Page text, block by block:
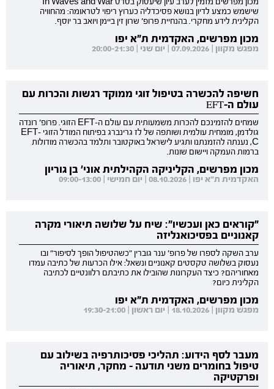
שישמש כמצע לדיון בנושא פסיכדליה כערוץ ריפוי לטראומה: מהחוויה
הקלינית לידע מחקרי. בהנחיית פרופ' שרון זין ביימן ויואב בר יוסף.
מכון מפרשים, האקדמית ת"א יפו
מפגש מקוון | 07.09.2026 | יום שני | 20:00-21:30
חשיפה להכשרה בטיפול זוגי ממוקד רגשות והכרות עם
עולם ה-EFT
שמחים להזמינכם להכרות משמעותית עם עולם ה-EFT הזוגי. פרופ' רונדה
גולדמן, מומחית עולמית ושותפה של לז גרינברג בפיתוח המודל הזוגי EFT-
C, נענתה להזמנתנו ותגיע לישראל באוקטובר ותלמד בהכשרה מודולות
ברמות העמקה ויישום שונות.
מכון מפרשים, הקליניקה הקהילתית אוני' בן גוריון
האקדמית ת"א יפו | 08.10.2026 | יום חמישי | 09:00-13:00
"קוראים כאן ועכשיו": שיח על שלושה תיאורי מקרה
קאנוניים בפסיכואנליזה
ערב השקה לספרו של פרופ' ענר גוברין "כשהטיפול הופך לסיפור" ובו
נעסוק בשלושה טקסטים קאנוניים ונשאל: אילו הכרעות של כתיבה עמדו
מאחוריהם? כיצד העקרונות שהובילו את כתיבתם רלוונטיים לכתיבה
הקלינית כיום?
מכון מפרשים, האקדמית ת"א יפו
מפגש מקוון | 18.10.2026 | יום ראשון | 19:30-21:00
מעבר לסף הידוע: תהליכי פסיכותרפיה בשילוב עם
טיפול בחומרים משני תודעה - מחקר, תיאוריה
ופרקטיקה